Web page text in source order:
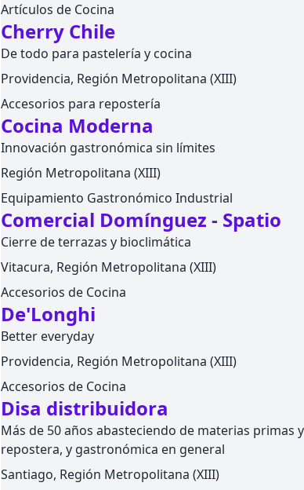
Artículos de Cocina
Cherry Chile
De todo para pastelería y cocina
Providencia, Región Metropolitana (XIII)
Accesorios para repostería
Cocina Moderna
Innovación gastronómica sin límites
Región Metropolitana (XIII)
Equipamiento Gastronómico Industrial
Comercial Domínguez - Spatio
Cierre de terrazas y bioclimática
Vitacura, Región Metropolitana (XIII)
Accesorios de Cocina
De'Longhi
Better everyday
Providencia, Región Metropolitana (XIII)
Accesorios de Cocina
Disa distribuidora
Más de 50 años abasteciendo de materias
repostera, y gastronómica en general
Santiago, Región Metropolitana (XIII)